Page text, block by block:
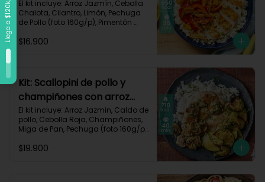
vegetales-109
El kit incluye: Arroz Jazmín, Cebolla
Chalota, Cilantro, Limón, Pechuga
de Pollo (foto 160g/p), Pimentón
Teriyaki, Receta Impresa.
$16.900
Kit: Scallopini de pollo y
champiñones con arroz
jazmín-5
El kit incluye: Arroz Jazmin, Caldo de
pollo, Cebolla Roja, Champiñones,
Miga de Pan, Pechuga (foto 160g/p),
Receta impresa.
$19.900